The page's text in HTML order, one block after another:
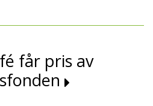
får pris av